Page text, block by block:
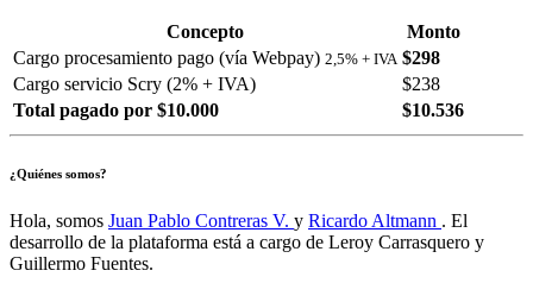
Concepto
Monto
Cargo procesamiento pago (vía Webpay) 2,5% + IVA $298
Cargo servicio Scry (2% + IVA)
$238
Total pagado por $10.000
$10.536
¿Quiénes somos?
Hola, somos Juan Pablo Contreras V. y Ricardo Altmann . El
desarrollo de la plataforma está a cargo de Leroy Carrasquero y
Guillermo Fuentes.